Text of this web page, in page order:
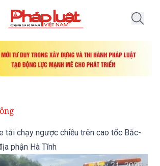
tải chạy ngược chiều trên cao tốc Bắc-
phận Hà Tĩnh